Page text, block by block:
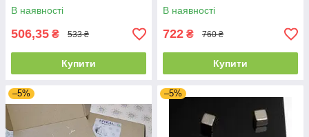
В наявності
506,35 ₴ 533 ₴
Купити
В наявності
722 ₴ 760 ₴
Купити
–5% –5%